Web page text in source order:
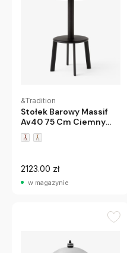
&Tradition
Stołek Barowy Massif
Av40 75 Cm Ciemny
Dąb Czarny
Andtradition
2123.00 zł
w magazynie